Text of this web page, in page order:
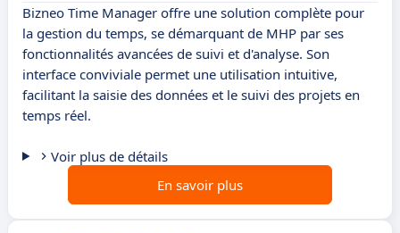
Bizneo Time Manager offre une solution complète pour
la gestion du temps, se démarquant de MHP par ses
fonctionnalités avancées de suivi et d'analyse. Son
interface conviviale permet une utilisation intuitive,
facilitant la saisie des données et le suivi des projets en
temps réel.
Voir plus de détails
En savoir plus